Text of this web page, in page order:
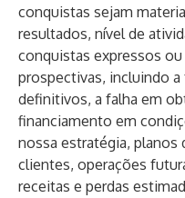
conquistas sejam
resultados, nível de
conquistas expressos
prospectivas, incluindo
definitivos, a falha em
financiamento em
nossa estratégia, planos
clientes, operações
receitas e perdas